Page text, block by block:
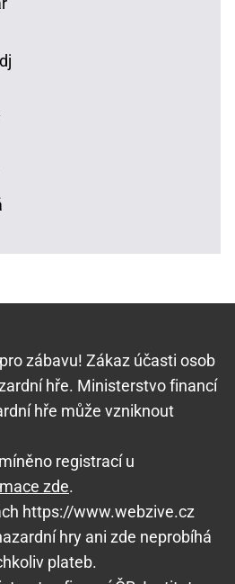
zábavu! Zákaz účasti osob
hře. Ministerstvo financí
hře může vzniknout
registrací u
zde.
https://www.webzive.cz
hry ani zde neprobíhá
plateb.